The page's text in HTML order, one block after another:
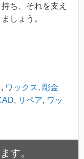
ち、それを支え
しょう。
, ワックス, 彫金
, リペア, ワッ
す。